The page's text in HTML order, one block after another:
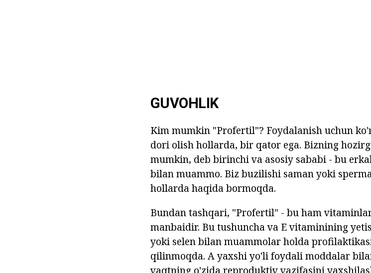
GUVOHLIK
Kim mumkin "Profertil"? Foydalanish uchun
dori olish hollarda, bir qator ega. Bizning
mumkin, deb birinchi va asosiy sababi - bu
bilan muammo. Biz buzilishi saman yoki
hollarda haqida bormoqda.
Bundan tashqari, "Profertil" - bu ham
manbaidir. Bu tushuncha va E vitaminining
yoki selen bilan muammolar holda
qilinmoqda. A yaxshi yo'li foydali moddalar
vaqtning o'zida reproduktiv vazifasini